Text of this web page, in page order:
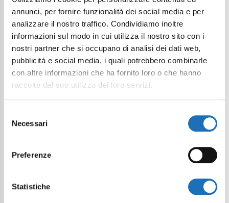
annunci, per fornire funzionalità dei social media e per
analizzare il nostro traffico. Condividiamo inoltre
informazioni sul modo in cui utilizza il nostro sito con i
nostri partner che si occupano di analisi dei dati web,
pubblicità e social media, i quali potrebbero combinarle
con altre informazioni che ha fornito loro o che hanno
raccolto dal suo utilizzo dei loro servizi.
delNecessari
Preferenze
Statistiche